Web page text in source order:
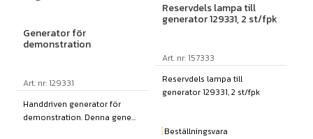
Generator för
demonstration
Art. nr: 129331
Handdriven generator för
demonstration. Denna gene...
Reservdels lampa till
generator 129331, 2 st/fpk
Art. nr: 157333
Reservdels lampa till
generator 129331, 2 st/fpk
Beställningsvara